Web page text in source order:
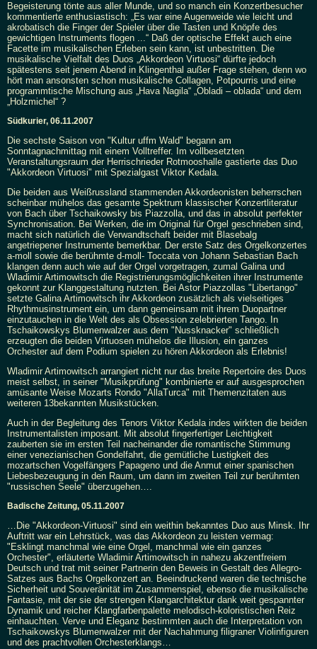
Begeisterung tönte aus aller Munde, und so manch ein Konzertbesucher
kommentierte enthusiastisch: „Es war eine Augenweide wie leicht und
akrobatisch die Finger der Spieler über die Tasten und Knöpfe des
gewichtigen Instruments flogen ...“ Daß der optische Effekt auch eine
Facette im musikalischen Erleben sein kann, ist unbestritten. Die
musikalische Vielfalt des Duos „Akkordeon Virtuosi“ dürfte jedoch
spätestens seit jenem Abend in Klingenthal außer Frage stehen, denn wo
hört man ansonsten schon musikalische Collagen, Potpourris und eine
programmtische Mischung aus „Hava Nagila“ „Obladi – oblada“ und dem
„Holzmichel“ ?
Südkurier, 06.11.2007
Die sechste Saison von "Kultur uffm Wald" begann am
Sonntagnachmittag mit einem Volltreffer. Im vollbesetzten
Veranstaltungsraum der Herrischrieder Rotmooshalle gastierte das Duo
"Akkordeon Virtuosi" mit Spezialgast Viktor Kedala.
Die beiden aus Weißrussland stammenden Akkordeonisten beherrschen
scheinbar mühelos das gesamte Spektrum klassischer Konzertliteratur
von Bach über Tschaikowsky bis Piazzolla, und das in absolut perfekter
Synchronisation. Bei Werken, die im Original für Orgel geschrieben sind,
macht sich natürlich die Verwandtschaft beider mit Blasebalg
angetriepener Instrumente bemerkbar. Der erste Satz des Orgelkonzertes
a-moll sowie die berühmte d-moll- Toccata von Johann Sebastian Bach
klangen denn auch wie auf der Orgel vorgetragen, zumal Galina und
Wladimir Artimowitsch die Registrierungsmöglichkeiten ihrer Instrumente
gekonnt zur Klanggestaltung nutzten. Bei Astor Piazzollas "Libertango"
setzte Galina Artimowitsch ihr Akkordeon zusätzlich als vielseitiges
Rhythmusinstrument ein, um dann gemeinsam mit ihrem Duopartner
einzutauchen in die Welt des als Obsession zelebrierten Tango. In
Tschaikowskys Blumenwalzer aus dem "Nussknacker" schließlich
erzeugten die beiden Virtuosen mühelos die Illusion, ein ganzes
Orchester auf dem Podium spielen zu hören Akkordeon als Erlebnis!
Wladimir Artimowitsch arrangiert nicht nur das breite Repertoire des Duos
meist selbst, in seiner "Musikprüfung" kombinierte er auf ausgesprochen
amüsante Weise Mozarts Rondo "AllaTurca" mit Themenzitaten aus
weiteren 13bekannten Musikstücken.
Auch in der Begleitung des Tenors Viktor Kedala indes wirkten die beiden
Instrumentalisten imposant. Mit absolut fingerfertiger Leichtigkeit
zauberten sie im ersten Teil nacheinander die romantische Stimmung
einer venezianischen Gondelfahrt, die gemütliche Lustigkeit des
mozartschen Vogelfängers Papageno und die Anmut einer spanischen
Liebesbezeugung in den Raum, um dann im zweiten Teil zur berühmten
"russischen Seele" überzugehen….
Badische Zeitung, 05.11.2007
…Die "Akkordeon-Virtuosi" sind ein weithin bekanntes Duo aus Minsk. Ihr
Auftritt war ein Lehrstück, was das Akkordeon zu leisten vermag:
"Esklingt manchmal wie eine Orgel, manchmal wie ein ganzes
Orchester", erläuterte Wladimir Artimowitsch in nahezu akzentfreiem
Deutsch und trat mit seiner Partnerin den Beweis in Gestalt des Allegro-
Satzes aus Bachs Orgelkonzert an. Beeindruckend waren die technische
Sicherheit und Souveränität im Zusammenspiel, ebenso die musikalische
Fantasie, mit der sie der strengen Klangarchitektur dank weit gespannter
Dynamik und reicher Klangfarbenpalette melodisch-koloristischen Reiz
einhauchten. Verve und Eleganz bestimmten auch die Interpretation von
Tschaikowskys Blumenwalzer mit der Nachahmung filigraner Violinfiguren
und des prachtvollen Orchesterklangs…